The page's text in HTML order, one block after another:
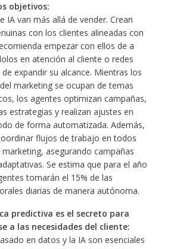
objetivos:
IA van más allá de vender. Crean
con los clientes alineadas con
empezar con ellos de a
en atención al cliente o redes
expandir su alcance. Mientras los
marketing se ocupan de temas
los agentes optimizan campañas,
estrategias y realizan ajustes en
de forma automatizada. Además,
flujos de trabajo en todos
asegurando campañas
Se estima que para el año
tomarán el 15% de las
diarias de manera autónoma.
predictiva es el secreto para
a las necesidades del cliente:
en datos y la IA son esenciales